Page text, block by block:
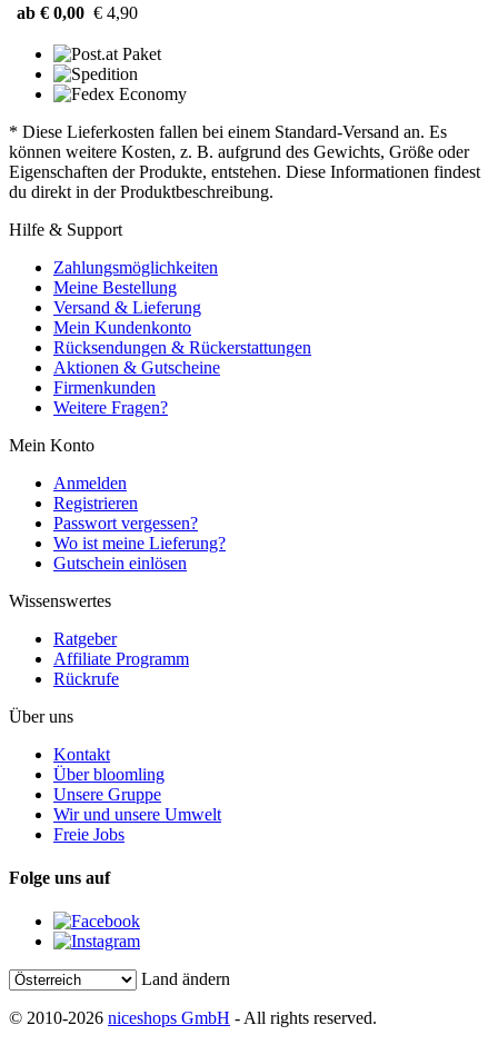
ab € 0,00 € 4,90
* Diese Lieferkosten fallen bei einem Standard-Versand an. Es
können weitere Kosten, z. B. aufgrund des Gewichts, Größe oder
Eigenschaften der Produkte, entstehen. Diese Informationen findest
du direkt in der Produktbeschreibung.
Hilfe & Support
Zahlungsmöglichkeiten
Meine Bestellung
Versand & Lieferung
Mein Kundenkonto
Rücksendungen & Rückerstattungen
Aktionen & Gutscheine
Firmenkunden
Weitere Fragen?
Mein Konto
Anmelden
Registrieren
Passwort vergessen?
Wo ist meine Lieferung?
Gutschein einlösen
Wissenswertes
Ratgeber
Affiliate Programm
Rückrufe
Über uns
Kontakt
Über bloomling
Unsere Gruppe
Wir und unsere Umwelt
Freie Jobs
Folge uns auf
Land ändern
© 2010-2026 niceshops GmbH - All rights reserved.